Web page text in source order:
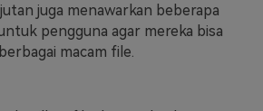
juga menawarkan beberapa
pengguna agar mereka bisa
macam file.